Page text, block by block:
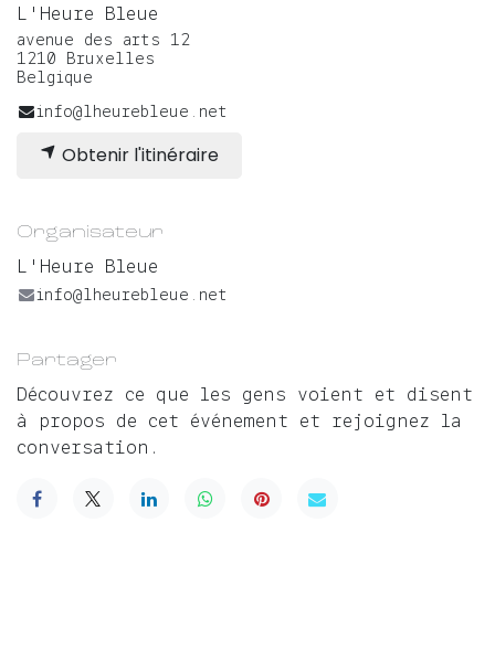
L'Heure Bleue
avenue des arts 12
1210 Bruxelles
Belgique
info@lheurebleue.net
Obtenir l'itinéraire
Organisateur
L'Heure Bleue
info@lheurebleue.net
Partager
Découvrez ce que les gens voient et disent
à propos de cet événement et rejoignez la
conversation.